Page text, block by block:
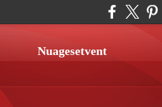
Nuagesetvent